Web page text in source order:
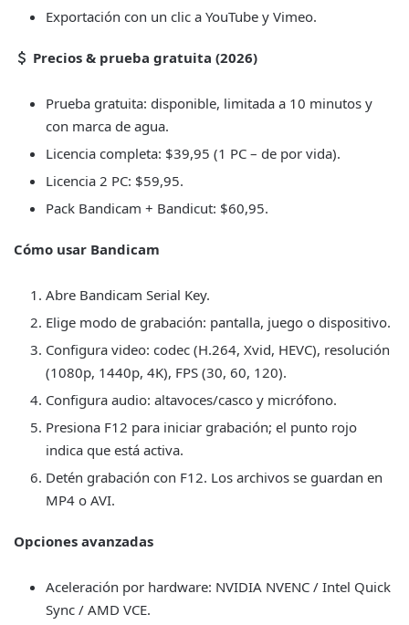
Exportación con un clic a YouTube y Vimeo.
Precios & prueba gratuita (2026)
Prueba gratuita: disponible, limitada a 10 minutos y
con marca de agua.
Licencia completa: $39,95 (1 PC – de por vida).
Licencia 2 PC: $59,95.
Pack Bandicam + Bandicut: $60,95.
Cómo usar Bandicam
Abre Bandicam Serial Key.
Elige modo de grabación: pantalla, juego o dispositivo.
Configura video: codec (H.264, Xvid, HEVC), resolución
(1080p, 1440p, 4K), FPS (30, 60, 120).
Configura audio: altavoces/casco y micrófono.
Presiona F12 para iniciar grabación; el punto rojo
indica que está activa.
Detén grabación con F12. Los archivos se guardan en
MP4 o AVI.
Opciones avanzadas
Aceleración por hardware: NVIDIA NVENC / Intel Quick
Sync / AMD VCE.